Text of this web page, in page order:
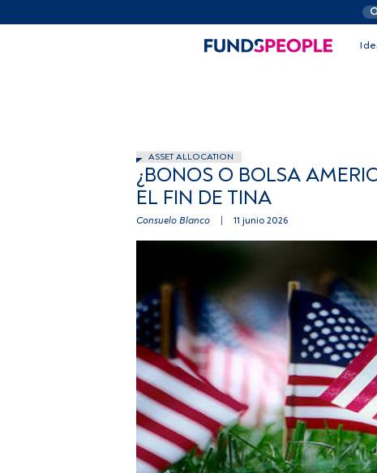
ASSET ALLOCATION
¿BONOS O BOLSA
EL FIN DE TINA
Consuelo Blanco 11 junio 2026